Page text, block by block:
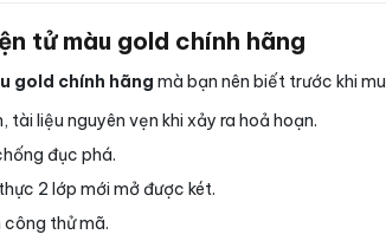
tử màu gold chính hãng
gold chính hãng mà bạn nên biết trước khi
liệu nguyên vẹn khi xảy ra hoả hoạn.
đục phá.
2 lớp mới mở được két.
công thử mã.